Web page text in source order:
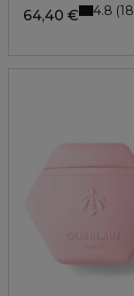
64,40 € 4.8 18